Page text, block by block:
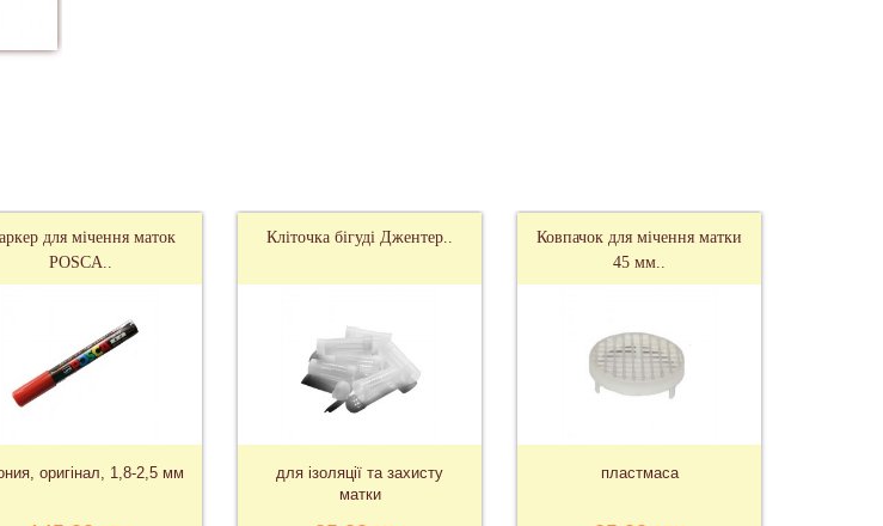
для мічення маток
POSCA..
оригінал, 1,8-2,5 мм
Кліточка бігуді Джентер..
для ізоляції та захисту
матки
Ковпачок для мічення матки
45 мм..
пластмаса